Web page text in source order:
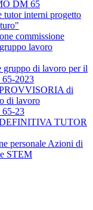
DM 65
tutor interni progetto
commissione
lavoro
gruppo di lavoro per il
2023
di
di lavoro
23
TUTOR
personale Azioni di
STEM